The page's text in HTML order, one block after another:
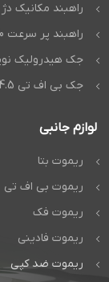
راهبند مکانیک دژ 400
راهبند پر سرعت 440
جک هیدرولیک
جک بی اف تی P4.5
لوازم جانبی
ریموت بتا
ریموت بی اف تی
ریموت فک
ریموت فادینی
ریموت ضد کپی